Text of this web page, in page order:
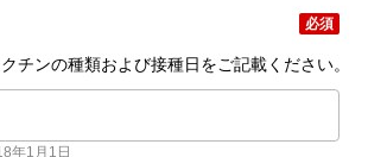
必須
チンの種類および接種日をご記載ください。
年1月1日